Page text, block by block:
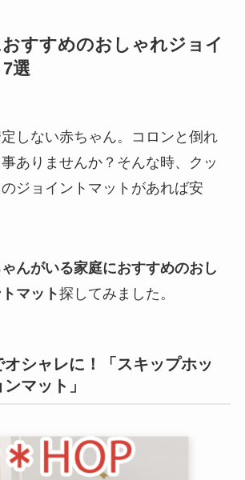
すすめのおしゃれジョイ
選
しない赤ちゃん。コロンと倒れ
ありませんか？そんな時、クッ
ジョイントマットがあれば安
んがいる家庭におすすめのおし
マット探してみました。
シャレに！「スキップホッ
マット」